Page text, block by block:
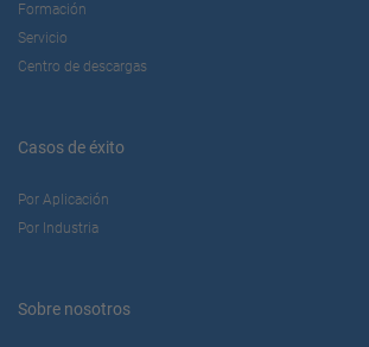
Formación
Servicio
Centro de descargas
Casos de éxito
Por Aplicación
Por Industria
Sobre nosotros